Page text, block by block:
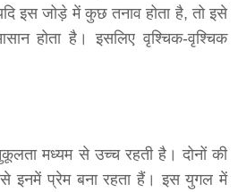
इस जोड़े में कुछ तनाव होता है, तो इसे
होता है। इसलिए वृश्चिक-वृश्चिक
मध्यम से उच्च रहती है। दोनों की
इनमें प्रेम बना रहता हैं। इस युगल में